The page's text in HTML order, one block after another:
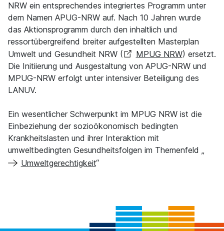
NRW ein entsprechendes integriertes Programm unter
dem Namen APUG-NRW auf. Nach 10 Jahren wurde
das Aktionsprogramm durch den inhaltlich und
ressortübergreifend breiter aufgestellten Masterplan
Umwelt und Gesundheit NRW (
MPUG NRW) ersetzt.
Die Initiierung und Ausgestaltung von APUG-NRW und
MPUG-NRW erfolgt unter intensiver Beteiligung des
LANUV.
Ein wesentlicher Schwerpunkt im MPUG NRW ist die
Einbeziehung der sozioökonomisch bedingten
Krankheitslasten und ihrer Interaktion mit
umweltbedingten Gesundheitsfolgen im Themenfeld „
Umweltgerechtigkeit“